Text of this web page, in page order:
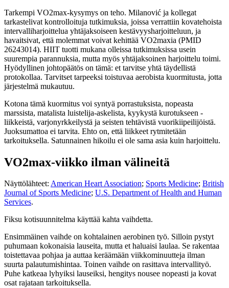
Tarkempi VO2max-kysymys on teho. Milanović ja kollegat
tarkastelivat kontrolloituja tutkimuksia, joissa verrattiin kovatehoista
intervalliharjoittelua yhtäjaksoiseen kestävyysharjoitteluun, ja
havaitsivat, että molemmat voivat kehittää VO2maxia (PMID
26243014). HIIT tuotti mukana olleissa tutkimuksissa usein
suurempia parannuksia, mutta myös yhtäjaksoinen harjoittelu toimi.
Hyödyllinen johtopäätös on tämä: et tarvitse yhtä täydellistä
protokollaa. Tarvitset tarpeeksi toistuvaa aerobista kuormitusta, jotta
järjestelmä mukautuu.
Kotona tämä kuormitus voi syntyä porrastuksista, nopeasta
marssista, matalista luistelija-askelista, kyykystä kurotukseen -
liikkeistä, varjonyrkkeilystä ja seisten tehtävistä vuorikiipeilijöistä.
Juoksumattoa ei tarvita. Ehto on, että liikkeet rytmitetään
tarkoituksella. Satunnainen hikoilu ei ole sama asia kuin harjoittelu.
VO2max-viikko ilman välineitä
Näyttölähteet: American Heart Association; Sports Medicine; British
Journal of Sports Medicine; U.S. Department of Health and Human
Services.
Fiksu kotisuunnitelma käyttää kahta vaihdetta.
Ensimmäinen vaihde on kohtalainen aerobinen työ. Silloin pystyt
puhumaan kokonaisia lauseita, mutta et haluaisi laulaa. Se rakentaa
toistettavaa pohjaa ja auttaa keräämään viikkominuutteja ilman
suurta palautumishintaa. Toinen vaihde on rasittava intervallityö.
Puhe katkeaa lyhyiksi lauseiksi, hengitys nousee nopeasti ja kovat
osat rajataan tarkoituksella.